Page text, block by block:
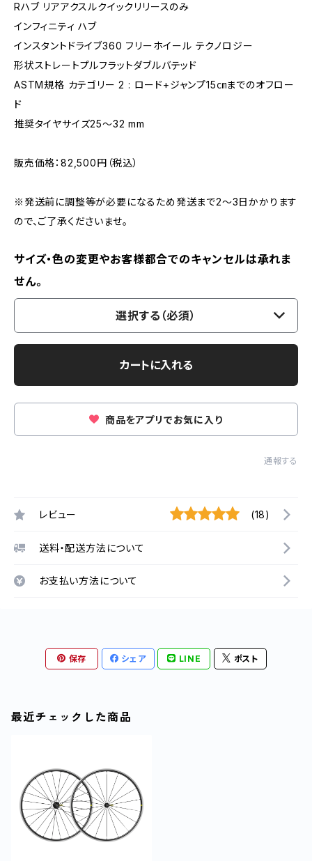
Rハブ リアアクスルクイックリリースのみ
インフィニティ ハブ
インスタントドライブ360 フリーホイール テクノロジー
形状ストレートプルフラットダブルバテッド
ASTM規格 カテゴリー 2 : ロード+ジャンプ15㎝までのオフロー
ド
推奨タイヤサイズ25～32 mm
販売価格：82,500円（税込）
※発送前に調整等が必要になるため発送まで2～3日かかります
ので、ご了承くださいませ。
サイズ・色の変更やお客様都合でのキャンセルは承れま
せん。
選択する（必須）
カートに入れる
商品をアプリでお気に入り
通報する
レビュー (18)
送料・配送方法について
お支払い方法について
保存 シェア LINE ポスト
最近チェックした商品